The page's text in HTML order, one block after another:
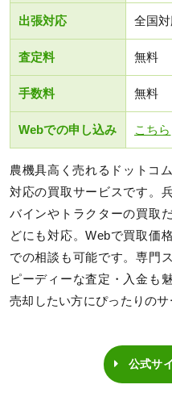
出張対応 全国
査定料 無料
手数料 無料
Webでの申し込み こちら
農機具高く売れるドットコ
対応の買取サービスです。
バインやトラクターの買取
どにも対応。Webで買取価
での相談も可能です。専門
ピーディーな査定・入金も
売却したい方にぴったりのサ
公式サ